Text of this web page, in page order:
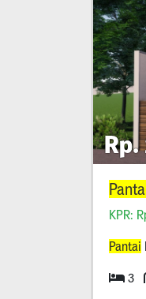
KPR:
Pantai
3